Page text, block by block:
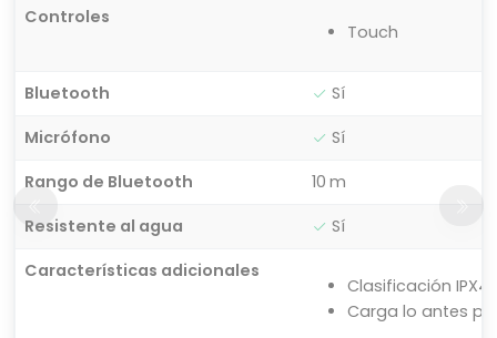
Controles
Touch
Bluetooth
Sí
Micrófono
Sí
Rango de Bluetooth
10 m
Resistente al agua
Sí
Características adicionales
Clasificación IPX4
Carga lo antes